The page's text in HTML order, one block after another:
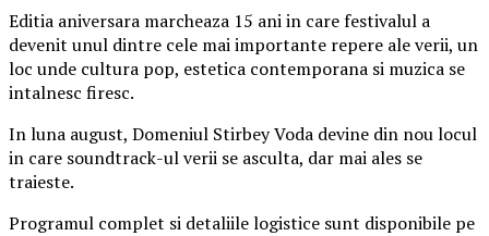
Editia aniversara marcheaza 15 ani in care festivalul a
devenit unul dintre cele mai importante repere ale verii, un
loc unde cultura pop, estetica contemporana si muzica se
intalnesc firesc.
In luna august, Domeniul Stirbey Voda devine din nou locul
in care soundtrack-ul verii se asculta, dar mai ales se
traieste.
Programul complet si detaliile logistice sunt disponibile pe